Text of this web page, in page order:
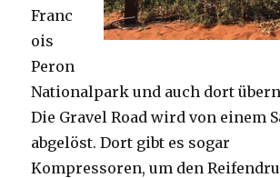
Franc
ois
Peron
Nationalpark und auch dort
Die Gravel Road wird von einem
abgelöst. Dort gibt es sogar
Kompressoren, um den